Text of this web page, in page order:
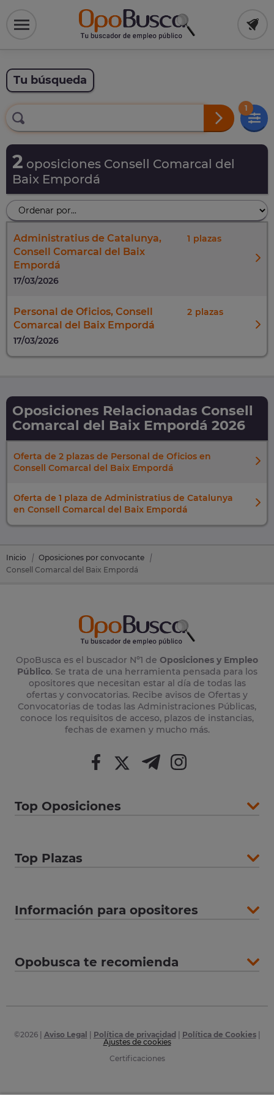
Tu búsqueda
1
2 oposiciones Consell Comarcal del
Baix Empordá
Administratius de Catalunya,
Consell Comarcal del Baix
Empordá
1
17/03/2026
Personal de Oficios, Consell
Comarcal del Baix Empordá
2
17/03/2026
Oposiciones Relacionadas Consell
Comarcal del Baix Empordá 2026
Oferta de 2 plazas de Personal de Oficios en
Consell Comarcal del Baix Empordá
Oferta de 1 plaza de Administratius de Catalunya
en Consell Comarcal del Baix Empordá
Inicio
Oposiciones por convocante
Consell Comarcal del Baix Empordá
OpoBusca es el buscador Nº1 de Oposiciones y Empleo
Público. Se trata de una herramienta pensada para los
opositores que necesitan estar al día de todas las
ofertas y convocatorias. Recibe avisos de Ofertas y
Convocatorias de todas las Administraciones Públicas,
conoce los requisitos de acceso, plazos de instancias,
fechas de examen y mucho más.
Top Oposiciones
Top Plazas
Información para opositores
Opobusca te recomienda
©2026| Aviso Legal Política de privacidad Política de Cookies|
Ajustes de cookies
Certificaciones